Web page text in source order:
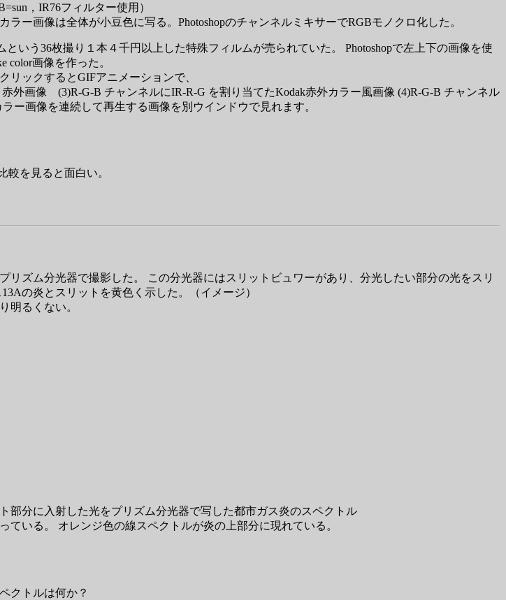
，IR76フィルター使用）
ラー画像は全体が小豆色に写る。PhotoshopのチャンネルミキサーでRGBモノクロ化した。
という36枚撮り１本４千円以上した特殊フィルムが売られていた。 Photoshopで左上下の画像を使
color画像を作った。
リックするとGIFアニメーションで、
外画像 (3)R-G-B チャンネルにIR-R-G を割り当てたKodak赤外カラー風画像 (4)R-G-B チャンネル
ー画像を連続して再生する画像を別ウインドウで見れます。
を見ると面白い。
リズム分光器で撮影した。 この分光器にはスリットビュワーがあり、分光したい部分の光をスリ
の炎とスリットを黄色く示した。（イメージ）
明るくない。
部分に入射した光をプリズム分光器で写した都市ガス炎のスペクトル
ている。 オレンジ色の線スペクトルが炎の上部分に現れている。
クトルは何か？